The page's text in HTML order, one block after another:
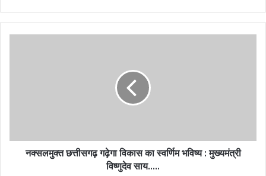
नक्सलमुक्त छत्तीसगढ़ गढ़ेगा विकास का स्वर्णिम भविष्य : मुख्यमंत्री
विष्णुदेव साय…..